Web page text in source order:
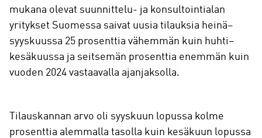
mukana olevat suunnittelu- ja konsultointialan
yritykset Suomessa saivat uusia tilauksia heinä–
syyskuussa 25 prosenttia vähemmän kuin huhti–
kesäkuussa ja seitsemän prosenttia enemmän kuin
vuoden 2024 vastaavalla ajanjaksolla.
Tilauskannan arvo oli syyskuun lopussa kolme
prosenttia alemmalla tasolla kuin kesäkuun lopussa